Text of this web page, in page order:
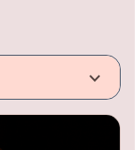
keyboard_arrow_down